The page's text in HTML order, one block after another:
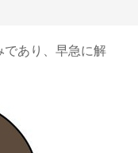
であり、早急に解